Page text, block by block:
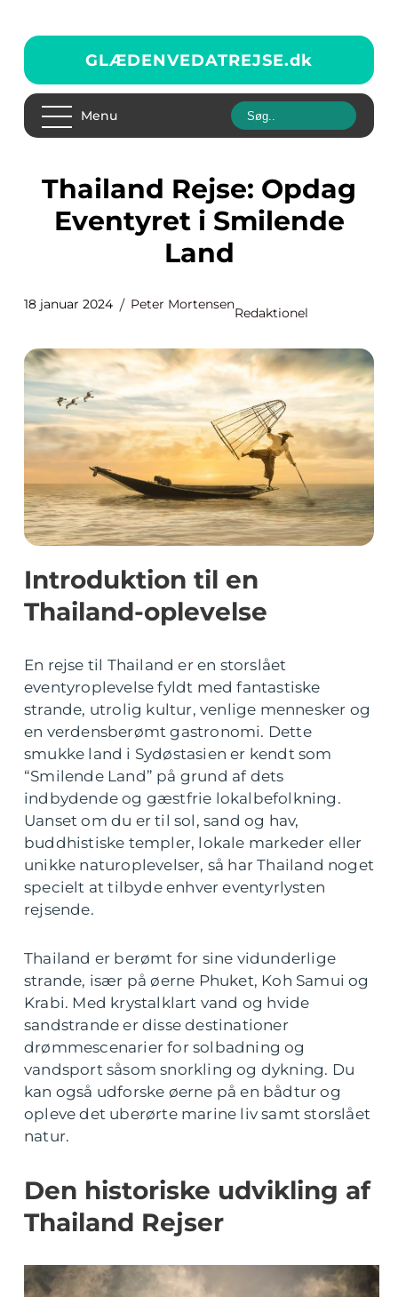
GLÆDENVEDATREJSE.dk
Menu
Thailand Rejse: Opdag
Eventyret i Smilende
Land
18 januar 2024 Peter Mortensen
Redaktionel
Introduktion til en
Thailand-oplevelse
En rejse til Thailand er en storslået
eventyroplevelse fyldt med fantastiske
strande, utrolig kultur, venlige mennesker og
en verdensberømt gastronomi. Dette
smukke land i Sydøstasien er kendt som
“Smilende Land” på grund af dets
indbydende og gæstfrie lokalbefolkning.
Uanset om du er til sol, sand og hav,
buddhistiske templer, lokale markeder eller
unikke naturoplevelser, så har Thailand noget
specielt at tilbyde enhver eventyrlysten
rejsende.
Thailand er berømt for sine vidunderlige
strande, især på øerne Phuket, Koh Samui og
Krabi. Med krystalklart vand og hvide
sandstrande er disse destinationer
drømmescenarier for solbadning og
vandsport såsom snorkling og dykning. Du
kan også udforske øerne på en bådtur og
opleve det uberørte marine liv samt storslået
natur.
Den historiske udvikling af
Thailand Rejser